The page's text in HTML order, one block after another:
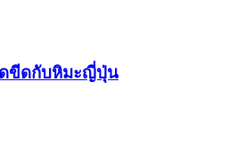
ขีดกับหิมะญี่ปุ่น